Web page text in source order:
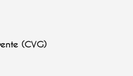
(CVG)